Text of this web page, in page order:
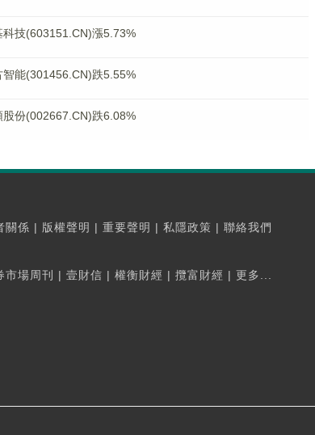
科技(603151.CN)漲5.73%
智能(301456.CN)跌5.55%
股份(002667.CN)跌6.08%
關係 | 版權聲明 | 重要聲明 | 私隱政策 | 聯絡我們
市場周刊 | 壹財信 | 權衡財經 | 攬富財經 | 更多...